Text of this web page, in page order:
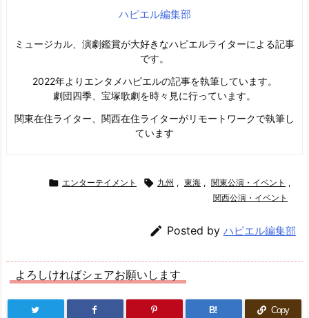
ハピエル編集部
ミュージカル、演劇鑑賞が大好きなハピエルライターによる記事
です。
2022年よりエンタメハピエルの記事を執筆しています。
劇団四季、宝塚歌劇を時々見に行っています。
関東在住ライター、関西在住ライターがリモートワークで執筆し
ています
 エンターテイメント  九州 , 東海 , 関東公演・イベント ,
関西公演・イベント
 Posted by ハピエル編集部
よろしければシェアお願いします
B! Copy